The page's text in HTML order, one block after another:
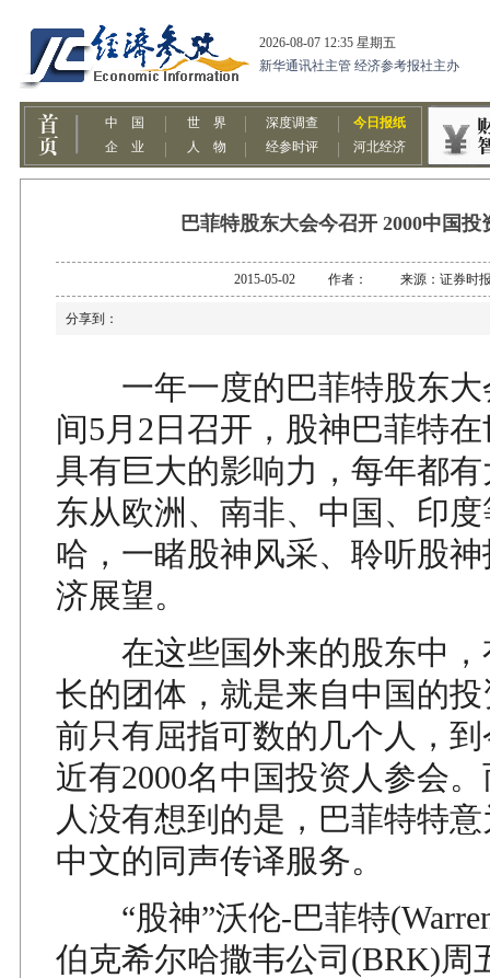
巴菲特股东大会今召开 2000中国投
2015-05-02 作者： 来源：证券时
分享到：
一年一度的巴菲特股东大
间5月2日召开，股神巴菲特
具有巨大的影响力，每年都
东从欧洲、南非、中国、印
哈，一睹股神风采、聆听股
济展望。
在这些国外来的股东中，
长的团体，就是来自中国的
前只有屈指可数的几个人，
近有2000名中国投资人参会
人没有想到的是，巴菲特特
中文的同声传译服务。
“股神”沃伦-巴菲特
伯克希尔哈撒韦公司(BRK)周